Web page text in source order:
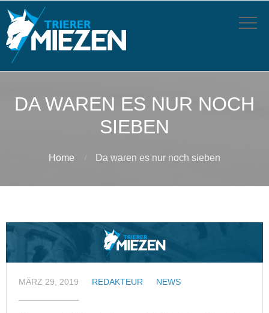
DA WAREN ES NUR NOCH
SIEBEN
Home Da waren es nur noch sieben
MÄRZ 29, 2019 REDAKTEUR NEWS